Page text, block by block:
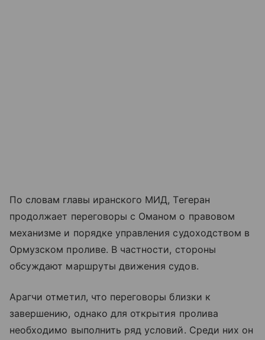
По словам главы иранского МИД, Тегеран
продолжает переговоры с Оманом о правовом
механизме и порядке управления судоходством в
Ормузском проливе. В частности, стороны
обсуждают маршруты движения судов.
Арагчи отметил, что переговоры близки к
завершению, однако для открытия пролива
необходимо выполнить ряд условий. Среди них он